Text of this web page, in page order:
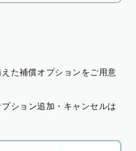
た補償オプションをご用意
ション追加・キャンセルは